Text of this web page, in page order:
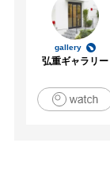
gallery
弘重ギャラリー